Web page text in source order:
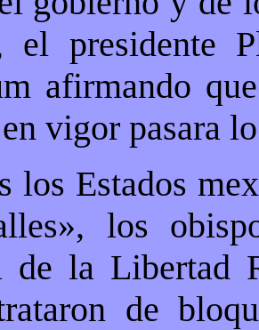
el presidente
afirmando
vigor pasara
los Estados
los
de la Libertad
de